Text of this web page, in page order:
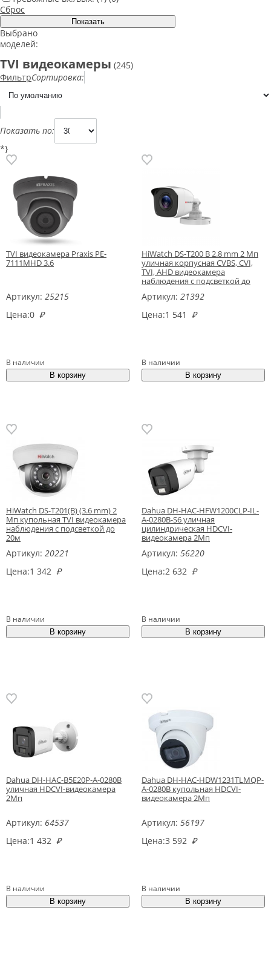
Сброс
Выбрано
моделей:
TVI видеокамеры (245)
ФильтрСортировка:
Показать по:
*}
TVI видеокамера Praxis PE-
7111MHD 3.6
Артикул: 25215
Цена:0 ₽
В наличии
HiWatch DS-T200 B 2.8 mm 2 Мп
уличная корпусная CVBS, CVI,
TVI, AHD видеокамера
наблюдения с подсветкой до
Артикул: 21392
Цена:1 541 ₽
В наличии
HiWatch DS-T201(B) (3.6 mm) 2
Мп купольная TVI видеокамера
наблюдения с подсветкой до
20м
Артикул: 20221
Цена:1 342 ₽
В наличии
Dahua DH-HAC-HFW1200CLP-IL-
A-0280B-S6 уличная
цилиндрическая HDCVI-
видеокамера 2Мп
Артикул: 56220
Цена:2 632 ₽
В наличии
Dahua DH-HAC-B5E20P-A-0280B
уличная HDCVI-видеокамера
2Мп
Артикул: 64537
Цена:1 432 ₽
В наличии
Dahua DH-HAC-HDW1231TLMQP-
A-0280B купольная HDCVI-
видеокамера 2Мп
Артикул: 56197
Цена:3 592 ₽
В наличии